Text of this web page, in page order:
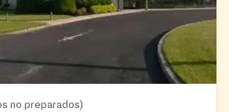
no preparados)